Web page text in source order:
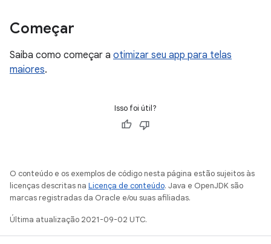
Começar
Saiba como começar a otimizar seu app para telas
maiores.
Isso foi útil?
O conteúdo e os exemplos de código nesta página estão sujeitos às
licenças descritas na Licença de conteúdo. Java e OpenJDK são
marcas registradas da Oracle e/ou suas afiliadas.
Última atualização 2021-09-02 UTC.